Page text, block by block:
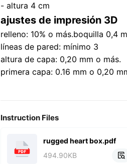
- altura 4 cm
ajustes de impresión 3D
relleno: 10% o más.boquilla 0,4
líneas de pared: mínimo 3
altura de capa: 0,20 mm o más.
primera capa: 0.16 mm o 0,20
Instruction Files
rugged heart box.pdf
494.90KB
